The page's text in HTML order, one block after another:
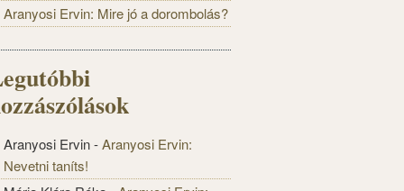
Aranyosi Ervin: Mire jó a dorombolás?
Aranyosi Ervin-Aranyosi Ervin:
Nevetni taníts!